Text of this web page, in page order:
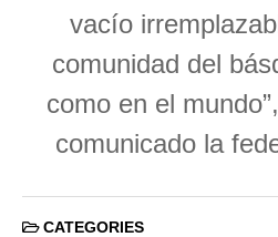
vacío
comunidad del
como en el
comunicado la
CATEGORIES